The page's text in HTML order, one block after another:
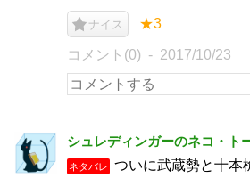
ナイス ★3
コメント(0) 2017/10/23
シュレディンガーのネコ・ト
ネタバレ
ついに武蔵勢と十本